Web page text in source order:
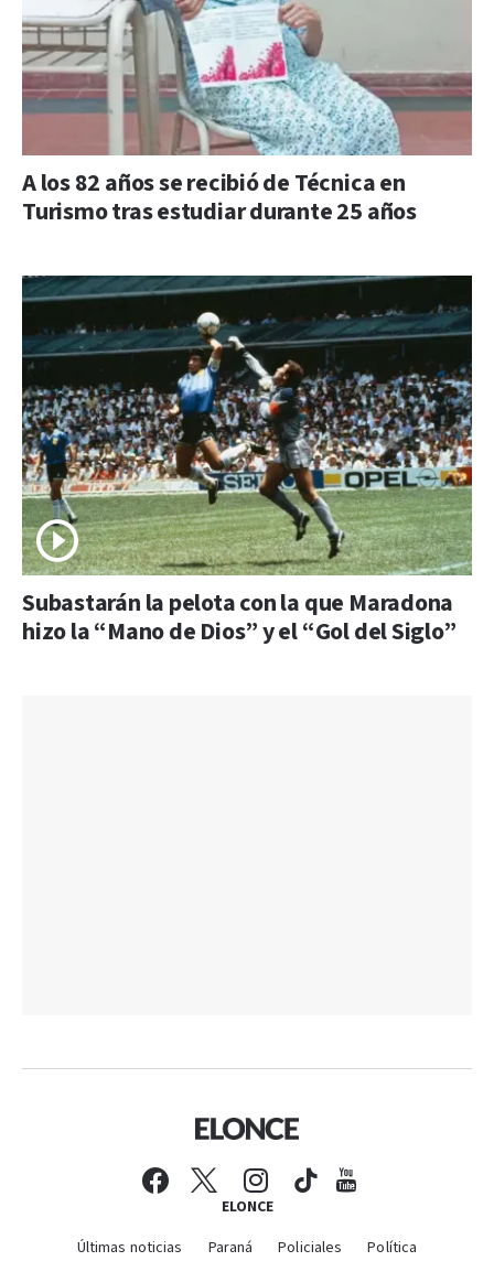
A los 82 años se recibió de Técnica en
Turismo tras estudiar durante 25 años
Subastarán la pelota con la que Maradona
hizo la “Mano de Dios” y el “Gol del Siglo”
ELONCE
Últimas noticias Paraná Policiales Política